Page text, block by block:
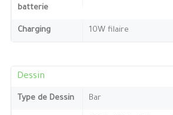
batterie
Charging 10W filaire
Dessin
Type de Dessin Bar